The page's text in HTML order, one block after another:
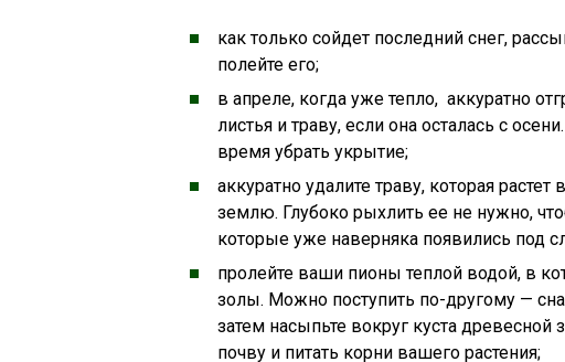
как только сойдет последний снег,
полейте его;
в апреле, когда уже тепло, аккуратно
листья и траву, если она осталась с
время убрать укрытие;
аккуратно удалите траву, которая
землю. Глубоко рыхлить ее не нужно,
которые уже наверняка появились под
пролейте ваши пионы теплой водой, в
золы. Можно поступить по-другому —
затем насыпьте вокруг куста древесной
почву и питать корни вашего растения;